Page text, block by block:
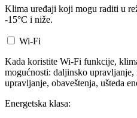
Klima uređaji koji mogu raditi u
-15°C i niže.
Wi-Fi
Kada koristite Wi-Fi funkcije,
mogućnosti: daljinsko upravljanje,
upravljanje, obaveštenja, ušteda
Energetska klasa: